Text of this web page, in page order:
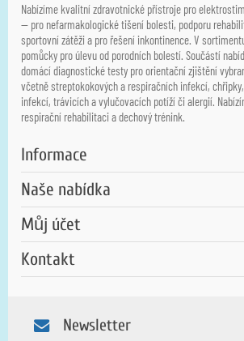
Nabízíme kvalitní zdravotnické přístroje pro
— pro nefarmakologické tišení bolesti, podporu
sportovní zátěži a pro řešení inkontinence. V
pomůcky pro úlevu od porodních bolestí. Součástí
domácí diagnostické testy pro orientační zjištění
včetně streptokokových a respiračních infekcí,
infekcí, trávicích a vylučovacích potíží či alergií.
respirační rehabilitaci a dechový trénink.
Informace
Naše nabídka
Můj účet
Kontakt
Newsletter